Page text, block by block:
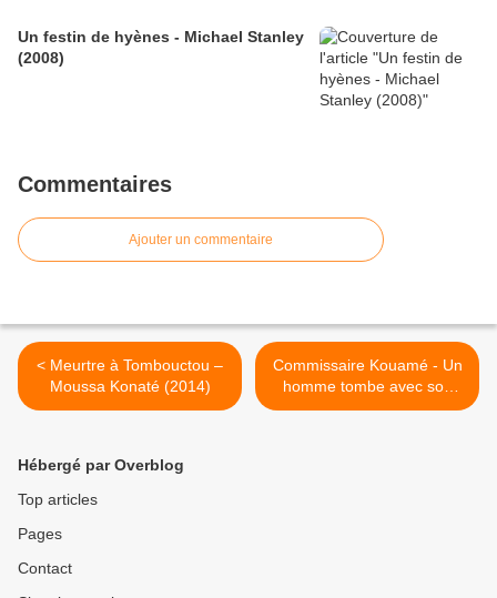
Un festin de hyènes - Michael Stanley
(2008)
Commentaires
Ajouter un commentaire
< Meurtre à Tombouctou –
Moussa Konaté (2014)
Commissaire Kouamé - Un
homme tombe avec son
ombre – Marguerite Abouet
Hébergé par Overblog
Top articles
Pages
Contact